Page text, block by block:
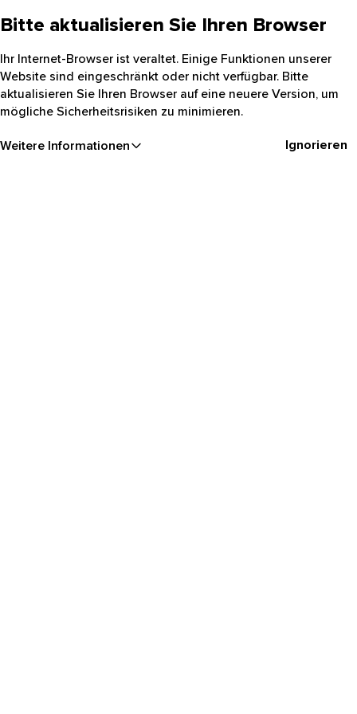
Bitte aktualisieren Sie Ihren Browser
Ihr Internet-Browser ist veraltet. Einige Funktionen unserer
Website sind eingeschränkt oder nicht verfügbar. Bitte
aktualisieren Sie Ihren Browser auf eine neuere Version, um
mögliche Sicherheitsrisiken zu minimieren.
Weitere Informationen Ignorieren